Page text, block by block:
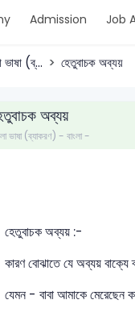
Admission Job
ভাষা (ব্... হেতুবাচক অব্যয়
অব্যয়
ভাষা (ব্যাকরণ) - বাংলা -
হেতুবাচক অব্যয় :-
কারণ বোঝাতে যে অব্যয়
যেমন - বাবা আমাকে মেরেছেন